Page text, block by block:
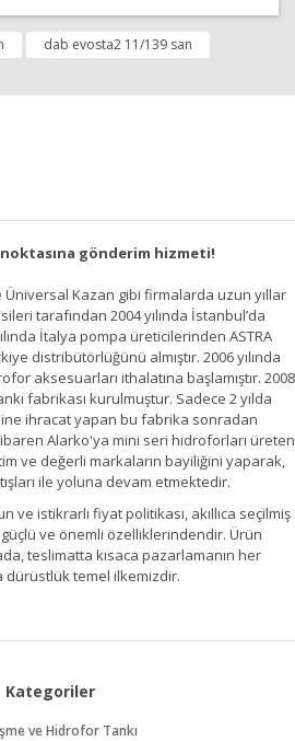
ilk yorumu siz yapın!
resim, ürün açıklamalarında ve
gördüğünüz noktaları öneri
iletebilirsiniz.
daha pahalı.
alternatifler olmalı.
Gönder
dab evosta2 11/139 san
gönderim hizmeti!
Üniversal Kazan gibi firmalarda uzun yıllar
tarafından 2004 yılında İstanbul’da
İtalya pompa üreticilerinden ASTRA
distribütörlüğünü almıştır. 2006 yılında
aksesuarları ithalatına başlamıştır. 2008
fabrikası kurulmuştur. Sadece 2 yılda
ihracat yapan bu fabrika sonradan
Alarko'ya mini seri hidroforları üreten
ve değerli markaların bayiliğini yaparak,
ile yoluna devam etmektedir.
ve istikrarlı fiyat politikası, akıllıca seçilmiş
ve önemli özelliklerindendir. Ürün
teslimatta kısaca pazarlamanın her
dürüstlük temel ilkemizdir.
Kategoriler
ve Hidrofor Tankı